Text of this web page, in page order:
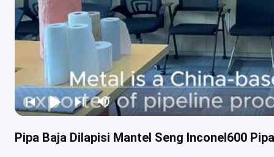
Pipa Baja Dilapisi Mantel Seng Inconel600